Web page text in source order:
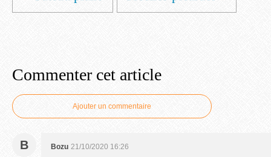
Commenter cet article
Ajouter un commentaire
B Bozu 21/10/2020 16:26